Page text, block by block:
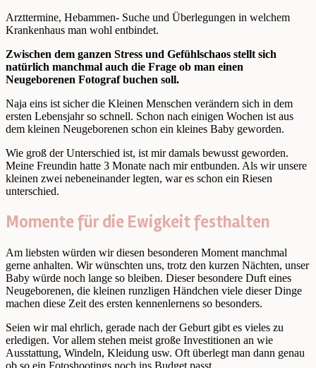
Arzttermine, Hebammen- Suche und Überlegungen in welchem
Krankenhaus man wohl entbindet.
Zwischen dem ganzen Stress und Gefühlschaos stellt sich
natürlich manchmal auch die Frage ob man einen
Neugeborenen Fotograf buchen soll.
Naja eins ist sicher die Kleinen Menschen verändern sich in dem
ersten Lebensjahr so schnell. Schon nach einigen Wochen ist aus
dem kleinen Neugeborenen schon ein kleines Baby geworden.
Wie groß der Unterschied ist, ist mir damals bewusst geworden.
Meine Freundin hatte 3 Monate nach mir entbunden. Als wir unsere
kleinen zwei nebeneinander legten, war es schon ein Riesen
unterschied.
Momente für die Ewigkeit festhalten
Am liebsten würden wir diesen besonderen Moment manchmal
gerne anhalten. Wir wünschten uns, trotz den kurzen Nächten, unser
Baby würde noch lange so bleiben. Dieser besondere Duft eines
Neugeborenen, die kleinen runzligen Händchen viele dieser Dinge
machen diese Zeit des ersten kennenlernens so besonders.
Seien wir mal ehrlich, gerade nach der Geburt gibt es vieles zu
erledigen. Vor allem stehen meist große Investitionen an wie
Ausstattung, Windeln, Kleidung usw. Oft überlegt man dann genau
ob so ein Fotoshootings noch ins Budget passt.